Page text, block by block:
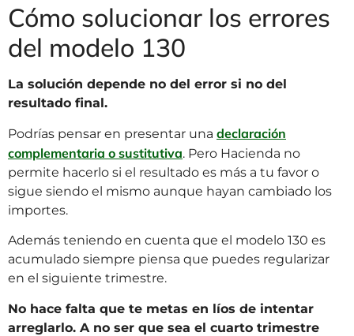
Cómo solucionar los errores
del modelo 130
La solución depende no del error si no del
resultado final.
Podrías pensar en presentar una declaración
complementaria o sustitutiva. Pero Hacienda no
permite hacerlo si el resultado es más a tu favor o
sigue siendo el mismo aunque hayan cambiado los
importes.
Además teniendo en cuenta que el modelo 130 es
acumulado siempre piensa que puedes regularizar
en el siguiente trimestre.
No hace falta que te metas en líos de intentar
arreglarlo. A no ser que sea el cuarto trimestre